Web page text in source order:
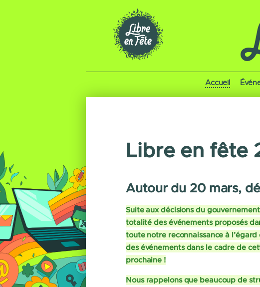
Accueil
Libre en fête
Autour du 20 mars,
Suite aux décisions du
totalité des événements proposés
toute notre reconnaissance à
des événements dans le cadre de
prochaine !
Nous rappelons que beaucoup de